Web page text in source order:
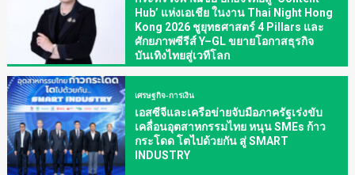
Hub’ แห่งเอเชีย ในงาน Thai Night Hong
Kong 2026 ชูยุทธศาสตร์ 4 Pillars และ
ศักยภาพซีรีส์ Y–GL ขยายโอกาสธุรกิจ
บันเทิงไทยสู่เวทีโลก
เศรษฐกิจ-การเงิน
เอสซีจีและเครือข่ายจับมือภาครัฐเร่งขับ
เคลื่อนอุตสาหกรรมไทย หนุน SMEs ก้าว
กระโดด โตไปด้วยกัน สู่ SMART
INDUSTRY